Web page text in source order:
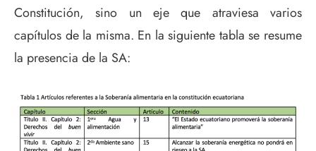
Constitución, sino un eje que atraviesa varios
capítulos de la misma. En la siguiente tabla se resume
la presencia de la SA: